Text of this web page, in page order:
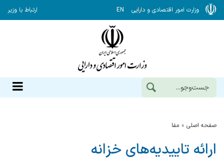
وزارت امور اقتصادی و دارایی EN ارتباط با وزیر
صفحه اصلی مفا
ارائه تاییدیه‌های خزانه